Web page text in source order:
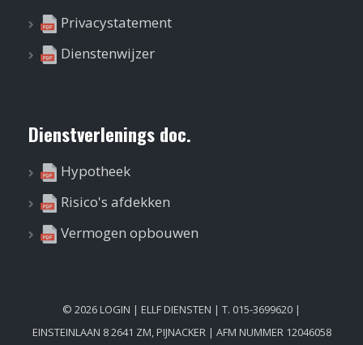
Privacystatement
Dienstenwijzer
Dienstverlenings doc.
Hypotheek
Risico's afdekken
Vermogen opbouwen
© 2026 LOGIN | ELLF DIENSTEN | T. 015-3699620 |
EINSTEINLAAN 8 2641 ZM, PIJNACKER | AFM NUMMER 12046058